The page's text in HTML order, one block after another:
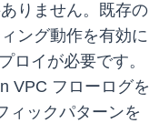
りません。既存の
ング動作を有効に
ロイが必要です。
VPC フローログを
ィックパターンを